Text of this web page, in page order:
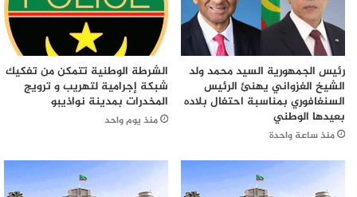
رئيس الجمهورية السيد محمد ولد
الشيخ الغزواني يهنئ الرئيس
السنغافوري بمناسبة احتفال بلاده
بعيدها الوطني
منذ ساعة واحدة
الشرطة الوطنية تتمكن من تفكيك
شبكة إجرامية لتهريب و ترويج
المخدرات بمدينة نواذيبو
منذ يوم واحد